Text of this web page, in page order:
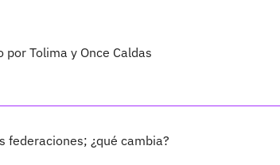
Tolima y Once Caldas
federaciones; ¿qué cambia?